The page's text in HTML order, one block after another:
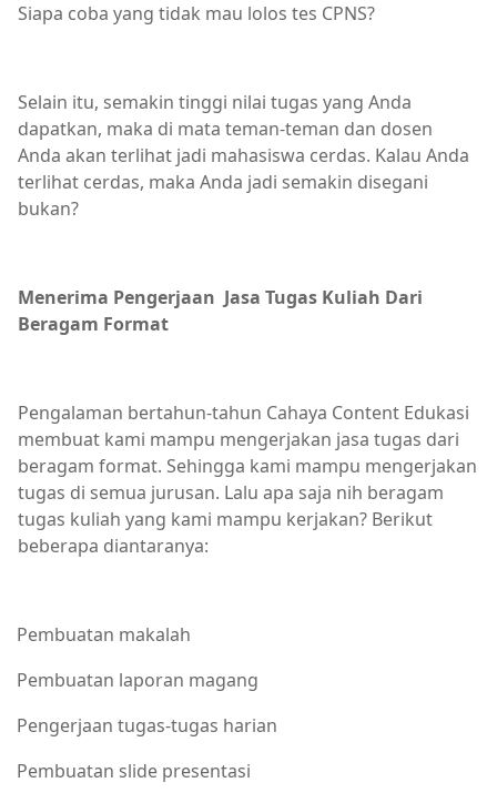
Siapa coba yang tidak mau lolos tes CPNS?
Selain itu, semakin tinggi nilai tugas yang Anda
dapatkan, maka di mata teman-teman dan dosen
Anda akan terlihat jadi mahasiswa cerdas. Kalau Anda
terlihat cerdas, maka Anda jadi semakin disegani
bukan?
Menerima Pengerjaan Jasa Tugas Kuliah Dari
Beragam Format
Pengalaman bertahun-tahun Cahaya Content Edukasi
membuat kami mampu mengerjakan jasa tugas dari
beragam format. Sehingga kami mampu mengerjakan
tugas di semua jurusan. Lalu apa saja nih beragam
tugas kuliah yang kami mampu kerjakan? Berikut
beberapa diantaranya:
Pembuatan makalah
Pembuatan laporan magang
Pengerjaan tugas-tugas harian
Pembuatan slide presentasi